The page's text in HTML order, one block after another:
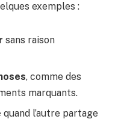
exemples :
sans raison
, comme des
marquants.
quand l’autre partage